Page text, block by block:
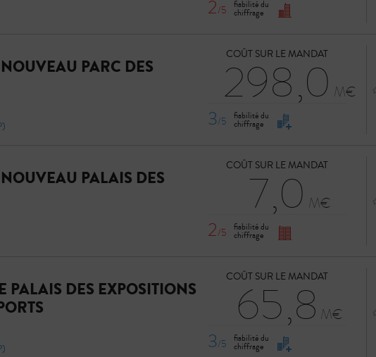
2/5 fiabilité du
chiffrage
PARC DES
COÛT SUR LE MANDAT
298,0
3/5 fiabilité du
chiffrage
PALAIS DES
COÛT SUR LE MANDAT
7,0
2/5 fiabilité du
chiffrage
PALAIS DES EXPOSITIONS
COÛT SUR LE MANDAT
65,8
3/5 fiabilité du
chiffrage